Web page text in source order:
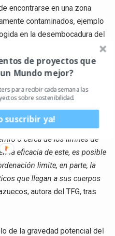
encontrarse en una zona
contaminados, ejemplo
en la desembocadura del
zona protegida. “Aunque
de esta tendencia, los
de manifiesto la gran
ambiental para la reducción
naturaleza; aunque los
agrícolas intensivas, los
o cerca de los límites de
la eficacia de este, es posible
limite, en parte, la
que llegan a sus cuerpos
autora del TFG, tras
de la gravedad potencial del
de proyectos que
Mundo mejor?
para recibir cada semana las
sobre sostenibilidad.
suscribir ya!